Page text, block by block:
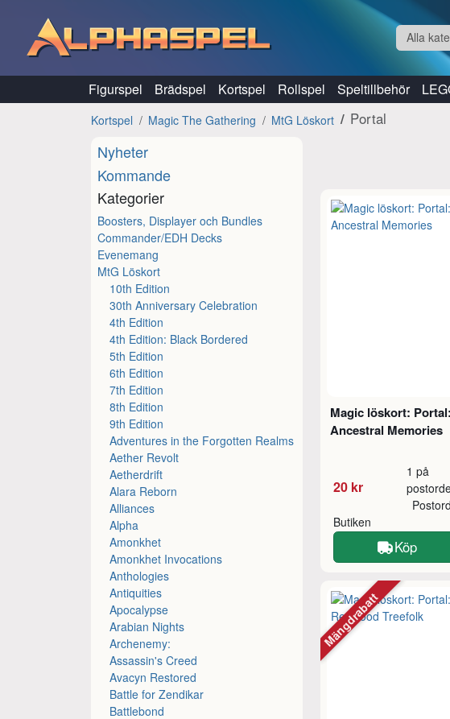
Alla
Figurspel Brädspel Kortspel Rollspel Speltillbehör
Kortspel Magic The Gathering MtG Löskort Portal
Nyheter
Kommande
Kategorier
Boosters, Displayer och Bundles
Commander/EDH Decks
Evenemang
MtG Löskort
10th Edition
30th Anniversary Celebration
4th Edition
4th Edition: Black Bordered
5th Edition
6th Edition
7th Edition
8th Edition
9th Edition
Adventures in the Forgotten Realms
Aether Revolt
Aetherdrift
Alara Reborn
Alliances
Alpha
Amonkhet
Amonkhet Invocations
Anthologies
Antiquities
Apocalypse
Arabian Nights
Archenemy:
Assassin's Creed
Avacyn Restored
Battle for Zendikar
Battlebond
Magic löskort: Portal:
Ancestral Memories
20 kr
1 på
Butiken
Köp
Mängdrabatt